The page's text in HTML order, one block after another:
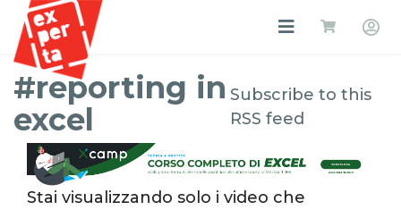
#reporting in
excel
Subscribe to this
RSS feed
Stai visualizzando solo i video che